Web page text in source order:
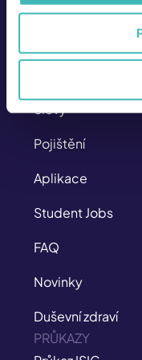
Po – Pá
8:00 – 17:00
SITEMAP
Slevy
Pojištění
Aplikace
Student Jobs
FAQ
Novinky
Duševní zdraví
PRŮKAZY